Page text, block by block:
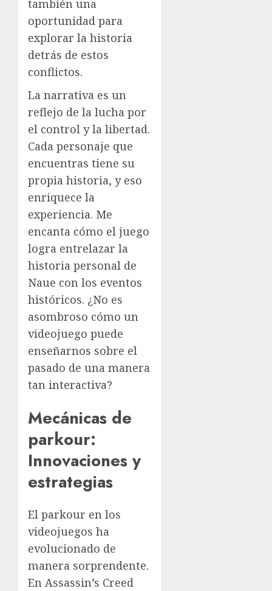
también una
oportunidad para
explorar la historia
detrás de estos
conflictos.
La narrativa es un
reflejo de la lucha por
el control y la libertad.
Cada personaje que
encuentras tiene su
propia historia, y eso
enriquece la
experiencia. Me
encanta cómo el juego
logra entrelazar la
historia personal de
Naue con los eventos
históricos. ¿No es
asombroso cómo un
videojuego puede
enseñarnos sobre el
pasado de una manera
tan interactiva?
Mecánicas de
parkour:
Innovaciones y
estrategias
El parkour en los
videojuegos ha
evolucionado de
manera sorprendente.
En Assassin’s Creed